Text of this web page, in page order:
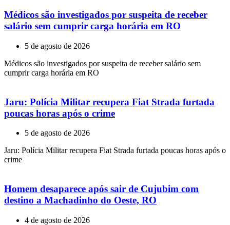
Médicos são investigados por suspeita de receber
salário sem cumprir carga horária em RO
5 de agosto de 2026
Médicos são investigados por suspeita de receber salário sem
cumprir carga horária em RO
Jaru: Polícia Militar recupera Fiat Strada furtada
poucas horas após o crime
5 de agosto de 2026
Jaru: Polícia Militar recupera Fiat Strada furtada poucas horas após o
crime
Homem desaparece após sair de Cujubim com
destino a Machadinho do Oeste, RO
4 de agosto de 2026